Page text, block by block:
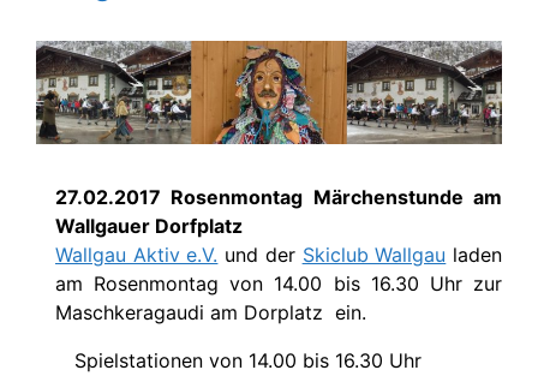
27.02.2017 Rosenmontag Märchenstunde am
Wallgauer Dorfplatz
Wallgau Aktiv e.V. und der Skiclub Wallgau laden
am Rosenmontag von 14.00 bis 16.30 Uhr zur
Maschkeragaudi am Dorplatz ein.
Spielstationen von 14.00 bis 16.30 Uhr